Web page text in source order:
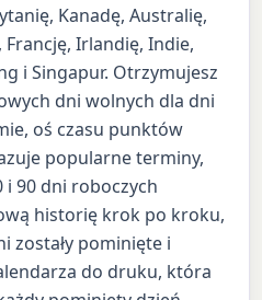
Kanadę, Australię,
Francję, Irlandię, Indie,
i Singapur. Otrzymujesz
dni wolnych dla dni
oś czasu punktów
popularne terminy,
i 90 dni roboczych
historię krok po kroku,
zostały pominięte i
do druku, która